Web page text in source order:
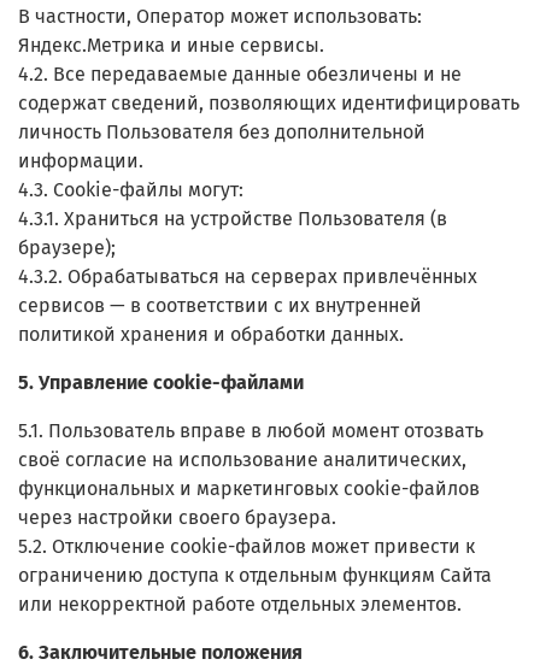
В частности, Оператор может использовать:
Яндекс.Метрика и иные сервисы.
4.2. Все передаваемые данные обезличены и не
содержат сведений, позволяющих идентифицировать
личность Пользователя без дополнительной
информации.
4.3. Cookie-файлы могут:
4.3.1. Храниться на устройстве Пользователя (в
браузере);
4.3.2. Обрабатываться на серверах привлечённых
сервисов — в соответствии с их внутренней
политикой хранения и обработки данных.
5. Управление cookie-файлами
5.1. Пользователь вправе в любой момент отозвать
своё согласие на использование аналитических,
функциональных и маркетинговых cookie-файлов
через настройки своего браузера.
5.2. Отключение cookie-файлов может привести к
ограничению доступа к отдельным функциям Сайта
или некорректной работе отдельных элементов.
6. Заключительные положения